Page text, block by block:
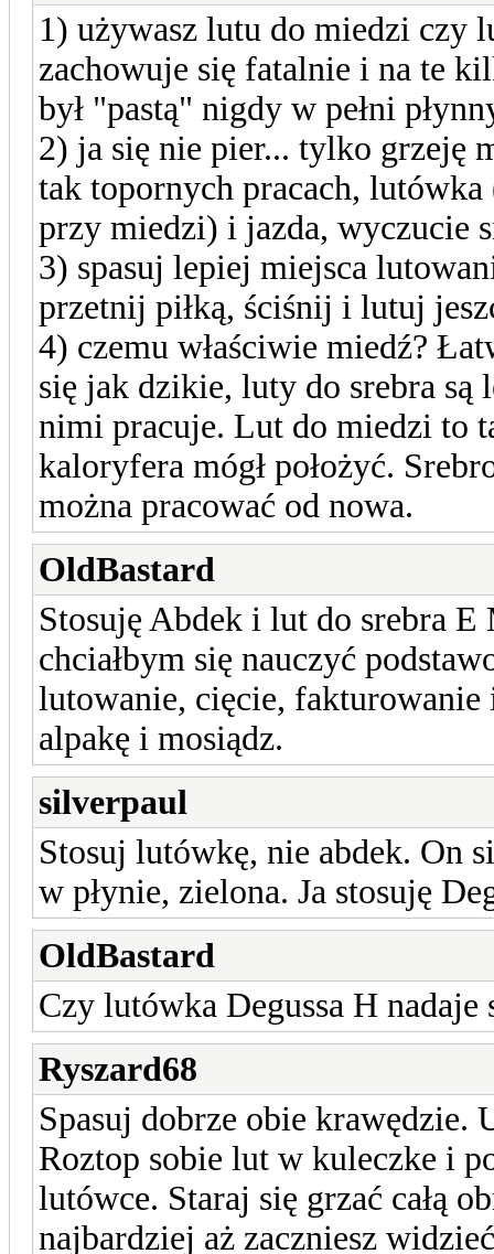
1) używasz lutu do miedzi czy
zachowuje się fatalnie i na te
był "pastą" nigdy w pełni
2) ja się nie pier... tylko grzeję
tak topornych pracach,
przy miedzi) i jazda, wyczucie
3) spasuj lepiej miejsca
przetnij piłką, ściśnij i lutuj
4) czemu właściwie miedź?
się jak dzikie, luty do srebra są
nimi pracuje. Lut do miedzi to
kaloryfera mógł położyć.
można pracować od nowa.
OldBastard
Stosuję Abdek i lut do srebra
chciałbym się nauczyć
lutowanie, cięcie, fakturowanie
alpakę i mosiądz.
silverpaul
Stosuj lutówkę, nie abdek. On
w płynie, zielona. Ja stosuję
OldBastard
Czy lutówka Degussa H
Ryszard68
Spasuj dobrze obie krawędzie.
Roztop sobie lut w kuleczke i
lutówce. Staraj się grzać całą
najbardziej aż zaczniesz